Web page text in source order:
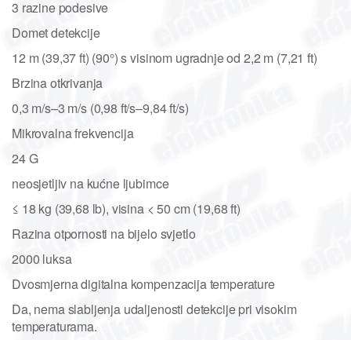
3 razine podesive
Domet detekcije
12 m (39,37 ft) (90°) s visinom ugradnje od 2,2 m (7,21 ft)
Brzina otkrivanja
0,3 m/s–3 m/s (0,98 ft/s–9,84 ft/s)
Mikrovalna frekvencija
24 G
neosjetljiv na kućne ljubimce
≤ 18 kg (39,68 lb), visina < 50 cm (19,68 ft)
Razina otpornosti na bijelo svjetlo
2000 luksa
Dvosmjerna digitalna kompenzacija temperature
Da, nema slabljenja udaljenosti detekcije pri visokim
temperaturama.